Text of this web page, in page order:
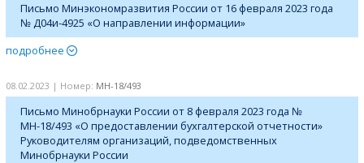
Письмо Минэкономразвития России от 16 февраля 2023 года
№ Д04и-4925 «О направлении информации»
подробнее
08.02.2023 | Номер: МН-18/493
Письмо Минобрнауки России от 8 февраля 2023 года №
МН-18/493 «О предоставлении бухгалтерской отчетности»
Руководителям организаций, подведомственных
Минобрнауки России